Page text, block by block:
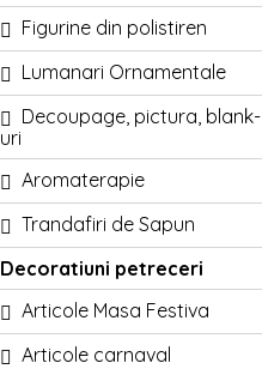
Figurine din polistiren
Lumanari Ornamentale
Decoupage, pictura, blank-
uri
Aromaterapie
Trandafiri de Sapun
Decoratiuni petreceri
Articole Masa Festiva
Articole carnaval